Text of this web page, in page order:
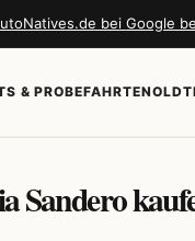
bei Google
& PROBEFAHRTEN
Sandero